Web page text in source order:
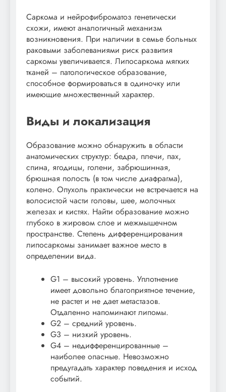
Саркома и нейрофиброматоз генетически
схожи, имеют аналогичный механизм
возникновения. При наличии в семье больных
раковыми заболеваниями риск развития
саркомы увеличивается. Липосаркома мягких
тканей – патологическое образование,
способное формироваться в одиночку или
имеющие множественный характер.
Виды и локализация
Образование можно обнаружить в области
анатомических структур: бедра, плечи, пах,
спина, ягодицы, голени, забрюшинная,
брюшная полость (в том числе диафрагма),
колено. Опухоль практически не встречается на
волосистой части головы, шее, молочных
железах и кистях. Найти образование можно
глубоко в жировом слое и межмышечном
пространстве. Степень дифференцирования
липосаркомы занимает важное место в
определении вида.
G1 – высокий уровень. Уплотнение
имеет довольно благоприятное течение,
не растет и не дает метастазов.
Отдаленно напоминают липомы.
G2 – средний уровень.
G3 – низкий уровень.
G4 – недифференцированные –
наиболее опасные. Невозможно
предугадать характер поведения и исход
событий.